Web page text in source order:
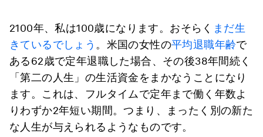
2100年、私は100歳になります。おそらく まだ生
きているでしょう 。米国の女性の平均退職年齢で
ある62歳で定年退職した場合、その後38年間続く
「第二の人生」の生活資金をまかなうことになり
ます。これは、フルタイムで定年まで働く年数よ
りわずか2年短い期間。つまり、まったく別の新た
な人生が与えられるようなものです。